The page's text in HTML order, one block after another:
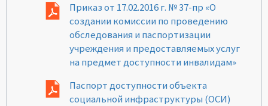
Приказ от 17.02.2016 г. № 37-пр «О
создании комиссии по проведению
обследования и паспортизации
учреждения и предоставляемых услуг
на предмет доступности инвалидам»
Паспорт доступности объекта
социальной инфраструктуры (ОСИ)